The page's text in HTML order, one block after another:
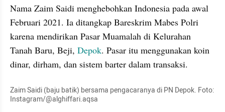
Nama Zaim Saidi menghebohkan Indonesia pada awal
Februari 2021. Ia ditangkap Bareskrim Mabes Polri
karena mendirikan Pasar Muamalah di Kelurahan
Tanah Baru, Beji, Depok. Pasar itu menggunakan koin
dinar, dirham, dan sistem barter dalam transaksi.
Zaim Saidi (baju batik) bersama pengacaranya di PN Depok. Foto:
Instagram/@alghiffari.aqsa